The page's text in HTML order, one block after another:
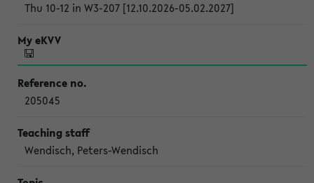
Thu 10-12 in W3-207 [12.10.2026-05.02.2027]
205045
Wendisch, Peters-Wendisch